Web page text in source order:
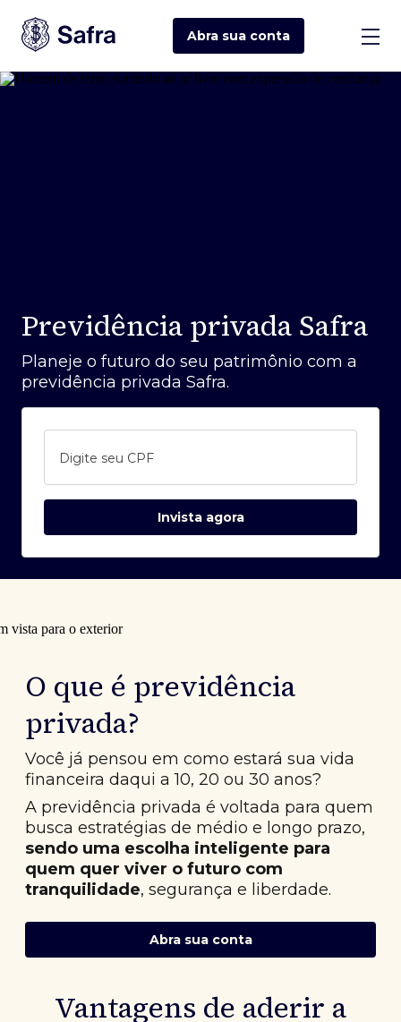
Abra sua conta
Previdência privada Safra
Planeje o futuro do seu patrimônio com a
previdência privada Safra.
Digite seu CPF
Invista agora
O que é previdência
privada?
Você já pensou em como estará sua vida
financeira daqui a 10, 20 ou 30 anos?
A previdência privada é voltada para quem
busca estratégias de médio e longo prazo,
sendo uma escolha inteligente para
quem quer viver o futuro com
tranquilidade, segurança e liberdade.
Abra sua conta
Vantagens de aderir a